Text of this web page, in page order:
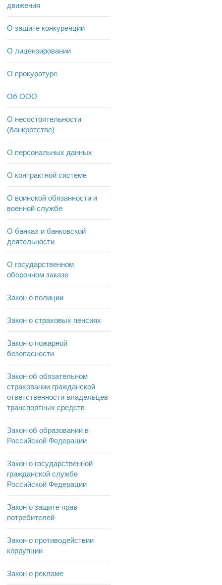
движения
О защите конкуренции
О лицензировании
О прокуратуре
Об ООО
О несостоятельности
(банкротстве)
О персональных данных
О контрактной системе
О воинской обязанности и
военной службе
О банках и банковской
деятельности
О государственном
оборонном заказе
Закон о полиции
Закон о страховых пенсиях
Закон о пожарной
безопасности
Закон об обязательном
страховании гражданской
ответственности владельцев
транспортных средств
Закон об образовании в
Российской Федерации
Закон о государственной
гражданской службе
Российской Федерации
Закон о защите прав
потребителей
Закон о противодействии
коррупции
Закон о рекламе